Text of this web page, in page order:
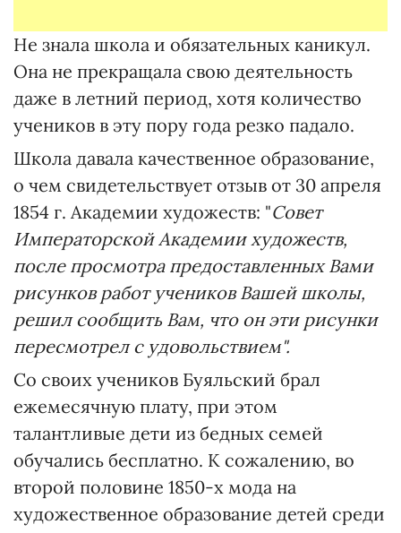
Не знала школа и обязательных каникул.
Она не прекращала свою деятельность
даже в летний период, хотя количество
учеников в эту пору года резко падало.
Школа давала качественное образование,
о чем свидетельствует отзыв от 30 апреля
1854 г. Академии художеств: "Совет
Императорской Академии художеств,
после просмотра предоставленных Вами
рисунков работ учеников Вашей школы,
решил сообщить Вам, что он эти рисунки
пересмотрел с удовольствием".
Со своих учеников Буяльский брал
ежемесячную плату, при этом
талантливые дети из бедных семей
обучались бесплатно. К сожалению, во
второй половине 1850-х мода на
художественное образование детей среди